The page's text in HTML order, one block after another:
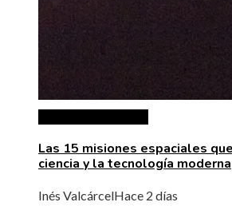
Las 15 misiones espaciales
ciencia y la tecnología moderna
Inés ValcárcelHace 2 días